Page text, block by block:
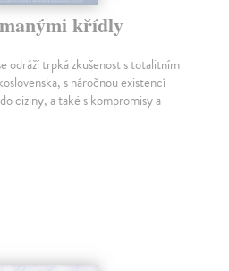
křídly
odráží trpká zkušenost s totalitním
s náročnou existencí
ciziny, a také s kompromisy a